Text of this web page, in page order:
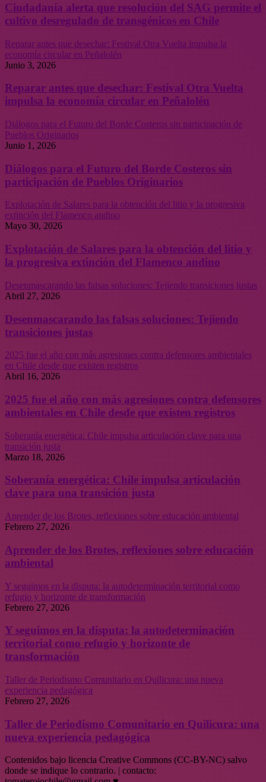
Ciudadanía alerta que resolución del SAG permite el
cultivo desregulado de transgénicos en Chile
Reparar antes que desechar: Festival Otra Vuelta impulsa la
economía circular en Peñalolén
Junio 3, 2026
Reparar antes que desechar: Festival Otra Vuelta
impulsa la economía circular en Peñalolén
Diálogos para el Futuro del Borde Costeros sin participación de
Pueblos Originarios
Junio 1, 2026
Diálogos para el Futuro del Borde Costeros sin
participación de Pueblos Originarios
Explotación de Salares para la obtención del litio y la progresiva
extinción del Flamenco andino
Mayo 30, 2026
Explotación de Salares para la obtención del litio y
la progresiva extinción del Flamenco andino
Desenmascarando las falsas soluciones: Tejiendo transiciones justas
Abril 27, 2026
Desenmascarando las falsas soluciones: Tejiendo
transiciones justas
2025 fue el año con más agresiones contra defensores ambientales
en Chile desde que existen registros
Abril 16, 2026
2025 fue el año con más agresiones contra defensores
ambientales en Chile desde que existen registros
Soberanía energética: Chile impulsa articulación clave para una
transición justa
Marzo 18, 2026
Soberanía energética: Chile impulsa articulación
clave para una transición justa
Aprender de los Brotes, reflexiones sobre educación ambiental
Febrero 27, 2026
Aprender de los Brotes, reflexiones sobre educación
ambiental
Y seguimos en la disputa: la autodeterminación territorial como
refugio y horizonte de transformación
Febrero 27, 2026
Y seguimos en la disputa: la autodeterminación
territorial como refugio y horizonte de
transformación
Taller de Periodismo Comunitario en Quilicura: una nueva
experiencia pedagógica
Febrero 27, 2026
Taller de Periodismo Comunitario en Quilicura: una
nueva experiencia pedagógica
Contenidos bajo licencia Creative Commons (CC-BY-NC) salvo
donde se indique lo contrario. | contacto: